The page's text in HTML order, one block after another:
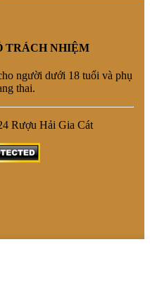
TRÁCH NHIỆM
người dưới 18 tuổi và phụ
thai.
Rượu Hải Gia Cát